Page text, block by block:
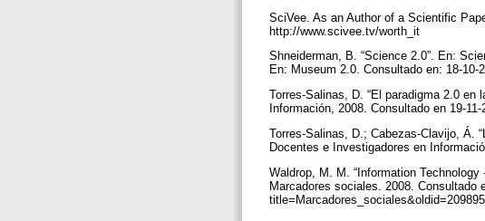
SciVee. As an Author of a Scientific
http://www.scivee.tv/worth_it
Shneiderman, B. “Science 2.0”. En:
En: Museum 2.0. Consultado en: 18-
Torres-Salinas, D. “El paradigma 2.0
Información, 2008. Consultado en 19-
Torres-Salinas, D.; Cabezas-Clavijo, Á.
Docentes e Investigadores en
Waldrop, M. M. “Information
Marcadores sociales. 2008. Consultado